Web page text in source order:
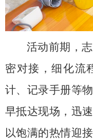
活动前期，
密对接，细化流
计、记录手册等
早抵达现场，迅
以饱满的热情迎